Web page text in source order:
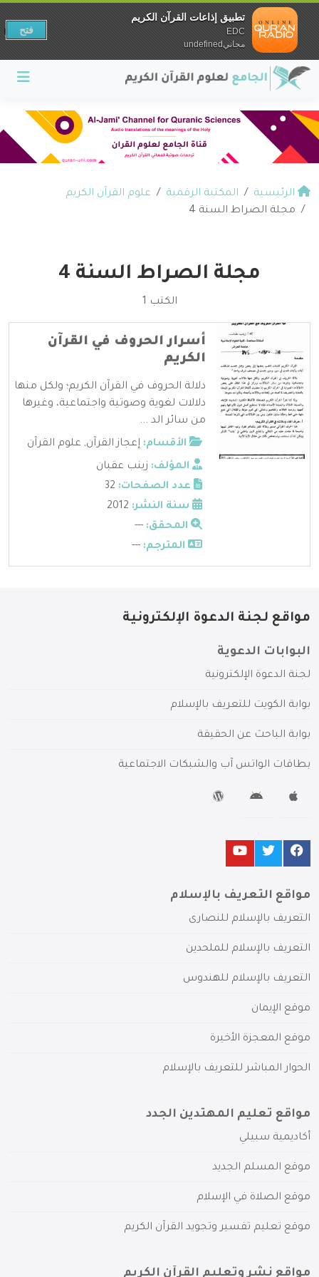
الرئيسية المكتبة الرقمية
علوم القرآن الكريم
مجلة الصراط السنة 4
مجلة الصراط السنة 4
الكتب 1
أسرار الحروف في القرآن
الكريم
دلالة الحروف في القرآن الكريم؛ ولكل منها
دلالات لغوية وصوتية واجتماعية، وغيرها
من سائر الد ...
الأقسام: إعجاز القرآن, علوم القرآن
المؤلف: زينب عقبان
عدد الصفحات:
سنة النشر:
المحقق: ---
المترجم: ---
مواقع لجنة الدعوة الإلكترونية
البوابات الدعوية
لجنة الدعوة الإلكترونية
بوابة الكويت للتعريف بالإسلام
بوابة الباحث عن الحقيقة
بطاقات الواتس آب والشبكات الاجتماعية
مواقع التعريف بالإسلام
التعريف بالإسلام للنصارى
التعريف بالإسلام للملحدين
التعريف بالإسلام للهندوس
موقع الإيمان
موقع المعجزة الأخيرة
الحوار المباشر للتعريف بالإسلام
مواقع تعليم المهتدين الجدد
أكاديمية سبيلي
موقع المسلم الجديد
موقع الصلاة في الإسلام
موقع تعليم تفسير وتجويد القرآن الكريم
مواقع نشر وتعليم القرآن الكريم
تطبيق إذاعات القرآن الكريم
EDC
مجانيundefined
فتح